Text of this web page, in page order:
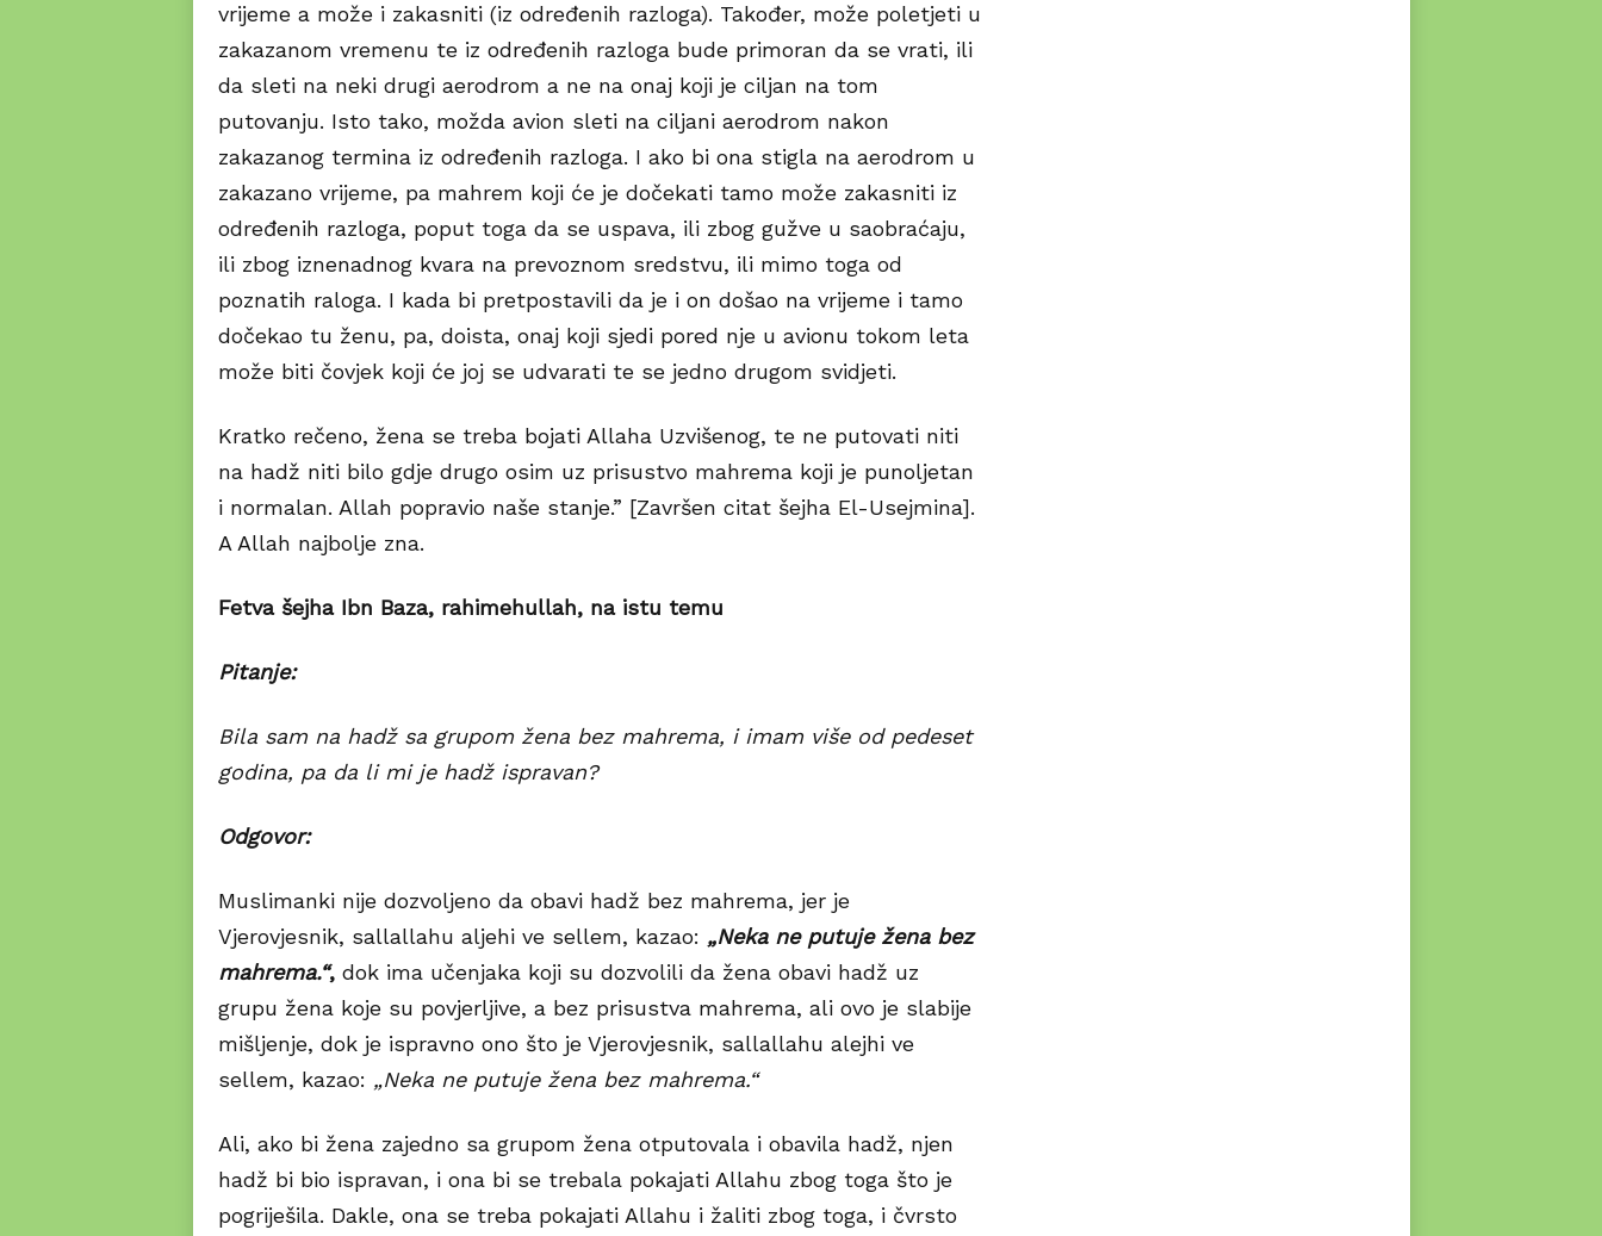
vrijeme a može i zakasniti (iz određenih razloga). Također, može poletjeti u
zakazanom vremenu te iz određenih razloga bude primoran da se vrati, ili
da sleti na neki drugi aerodrom a ne na onaj koji je ciljan na tom
putovanju. Isto tako, možda avion sleti na ciljani aerodrom nakon
zakazanog termina iz određenih razloga. I ako bi ona stigla na aerodrom u
zakazano vrijeme, pa mahrem koji će je dočekati tamo može zakasniti iz
određenih razloga, poput toga da se uspava, ili zbog gužve u saobraćaju,
ili zbog iznenadnog kvara na prevoznom sredstvu, ili mimo toga od
poznatih raloga. I kada bi pretpostavili da je i on došao na vrijeme i tamo
dočekao tu ženu, pa, doista, onaj koji sjedi pored nje u avionu tokom leta
može biti čovjek koji će joj se udvarati te se jedno drugom svidjeti.
Kratko rečeno, žena se treba bojati Allaha Uzvišenog, te ne putovati niti
na hadž niti bilo gdje drugo osim uz prisustvo mahrema koji je punoljetan
i normalan. Allah popravio naše stanje.” [Završen citat šejha El-Usejmina].
A Allah najbolje zna.
Fetva šejha Ibn Baza, rahimehullah, na istu temu
Pitanje:
Bila sam na hadž sa grupom žena bez mahrema, i imam više od pedeset
godina, pa da li mi je hadž ispravan?
Odgovor:
Muslimanki nije dozvoljeno da obavi hadž bez mahrema, jer je
Vjerovjesnik, sallallahu aljehi ve sellem, kazao: „Neka ne putuje žena bez
mahrema.“,dok ima učenjaka koji su dozvolili da žena obavi hadž uz
grupu žena koje su povjerljive, a bez prisustva mahrema, ali ovo je slabije
mišljenje, dok je ispravno ono što je Vjerovjesnik, sallallahu alejhi ve
sellem, kazao: „Neka ne putuje žena bez mahrema.“
Ali, ako bi žena zajedno sa grupom žena otputovala i obavila hadž, njen
hadž bi bio ispravan, i ona bi se trebala pokajati Allahu zbog toga što je
pogriješila. Dakle, ona se treba pokajati Allahu i žaliti zbog toga, i čvrsto